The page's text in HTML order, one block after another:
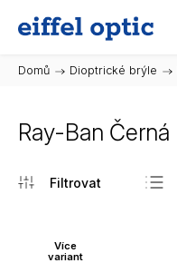
Domů / Dioptrické brýle /
Ray-Ban Černá
Více
variant